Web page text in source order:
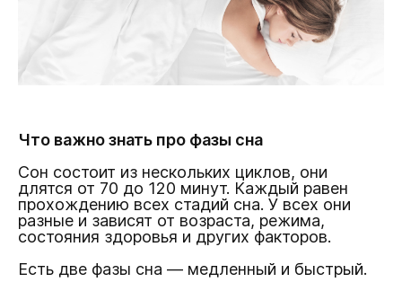
Что важно знать про фазы сна
Сон состоит из нескольких циклов, они
длятся от 70 до 120 минут. Каждый равен
прохождению всех стадий сна. У всех они
разные и зависят от возраста, режима,
состояния здоровья и других факторов.
Есть две фазы сна — медленный и быстрый.